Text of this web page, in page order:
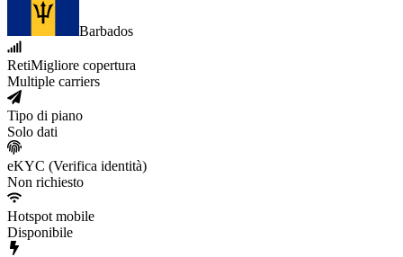
Barbados
RetiMigliore copertura
Multiple carriers
Tipo di piano
Solo dati
eKYC (Verifica identità)
Non richiesto
Hotspot mobile
Disponibile